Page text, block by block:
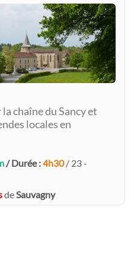
chaîne du Sancy et
locales en
/ Durée :4h30/ 23 -
deSauvagny